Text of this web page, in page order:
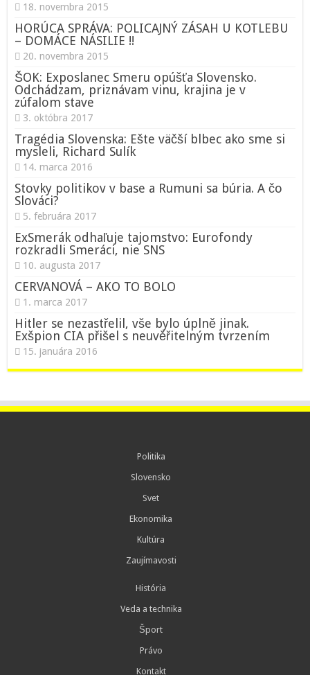
18. novembra 2015
HORÚCA SPRÁVA: POLICAJNÝ ZÁSAH U KOTLEBU
– DOMÁCE NÁSILIE !!
20. novembra 2015
ŠOK: Exposlanec Smeru opúšťa Slovensko.
Odchádzam, priznávam vinu, krajina je v
zúfalom stave
3. októbra 2017
Tragédia Slovenska: Ešte väčší blbec ako sme si
mysleli, Richard Sulík
14. marca 2016
Stovky politikov v base a Rumuni sa búria. A čo
Slováci?
5. februára 2017
ExSmerák odhaľuje tajomstvo: Eurofondy
rozkradli Smeráci, nie SNS
10. augusta 2017
CERVANOVÁ – AKO TO BOLO
1. marca 2017
Hitler se nezastřelil, vše bylo úplně jinak.
Exšpion CIA přišel s neuvěřitelným tvrzením
15. januára 2016
Politika
Slovensko
Svet
Ekonomika
Kultúra
Zaujímavosti
História
Veda a technika
Šport
Právo
Kontakt